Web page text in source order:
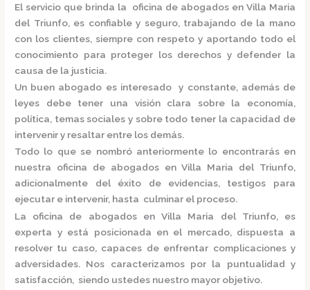
El servicio que brinda la oficina de abogados en Villa Maria
del Triunfo, es confiable y seguro, trabajando de la mano
con los clientes, siempre con respeto y aportando todo el
conocimiento para proteger los derechos y defender la
causa de la justicia.
Un buen abogado es interesado y constante, además de
leyes debe tener una visión clara sobre la economía,
política, temas sociales y sobre todo tener la capacidad de
intervenir y resaltar entre los demás.
Todo lo que se nombró anteriormente lo encontrarás en
nuestra oficina de abogados en Villa Maria del Triunfo,
adicionalmente del éxito de evidencias, testigos para
ejecutar e intervenir, hasta culminar el proceso.
La oficina de abogados en Villa Maria del Triunfo, es
experta y está posicionada en el mercado, dispuesta a
resolver tu caso, capaces de enfrentar complicaciones y
adversidades. Nos caracterizamos por la puntualidad y
satisfacción, siendo ustedes nuestro mayor objetivo.